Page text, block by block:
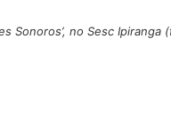
Sonoros’, no Sesc Ipiranga